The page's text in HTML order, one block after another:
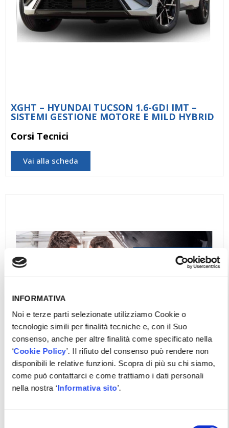
INFORMATIVA
Noi e terze parti selezionate utilizziamo Cookie o
tecnologie simili per finalità tecniche e, con il Suo
consenso, anche per altre finalità come specificato nella
‘Cookie Policy’. Il rifiuto del consenso può rendere non
disponibili le relative funzioni. Scopra di più su chi siamo,
come può contattarci e come trattiamo i dati personali
nella nostra ‘Informativa sito’.
XGHT – HYUNDAI TUCSON 1.6-GDI IMT –
SISTEMI GESTIONE MOTORE E MILD HYBRID
Corsi Tecnici
Vai alla scheda